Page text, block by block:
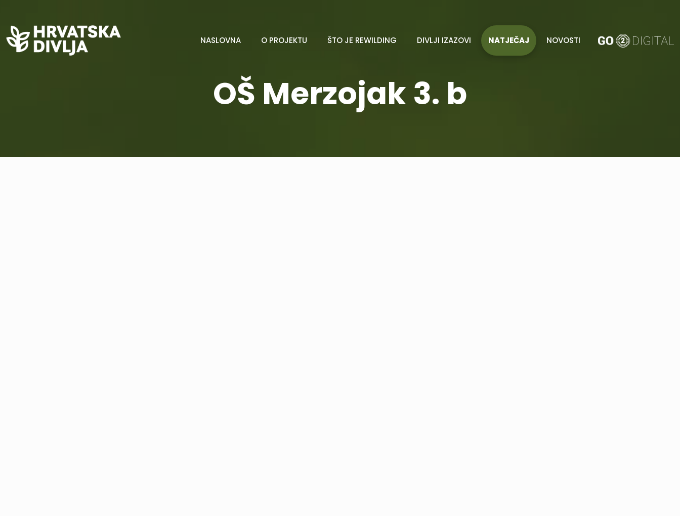
NASLOVNA O PROJEKTU ŠTO JE REWILDING DIVLJI IZAZOVI NATJEČAJ NOVOSTI
OŠ Merzojak 3. b